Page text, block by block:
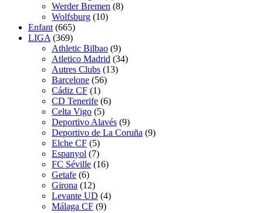
Werder Bremen (8)
Wolfsburg (10)
Enfant (665)
LIGA (369)
Athletic Bilbao (9)
Atletico Madrid (34)
Autres Clubs (13)
Barcelone (56)
Cádiz CF (1)
CD Tenerife (6)
Celta Vigo (5)
Deportivo Alavés (9)
Deportivo de La Coruña (9)
Elche CF (5)
Espanyol (7)
FC Séville (16)
Getafe (6)
Girona (12)
Levante UD (4)
Málaga CF (9)